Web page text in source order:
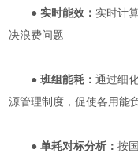
● 实时能效： 实时计
决浪费问题
● 班组能耗：通过细
源管理制度，促使各用能
● 单耗对标分析：按